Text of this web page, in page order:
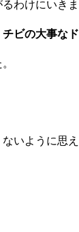
わけにいき
ビの大事な
いように思え